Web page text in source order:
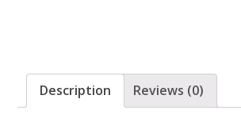
Description Reviews (0)